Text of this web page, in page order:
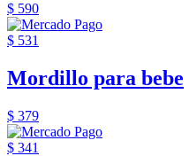
$ 590
$ 531
Mordillo para bebe
$ 379
$ 341